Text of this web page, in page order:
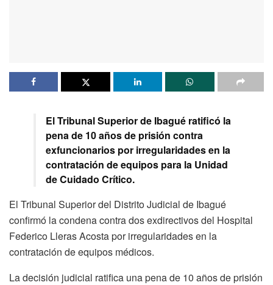
El Tribunal Superior de Ibagué ratificó la
pena de 10 años de prisión contra
exfuncionarios por irregularidades en la
contratación de equipos para la Unidad
de Cuidado Crítico.
El Tribunal Superior del Distrito Judicial de Ibagué
confirmó la condena contra dos exdirectivos del Hospital
Federico Lleras Acosta por irregularidades en la
contratación de equipos médicos.
La decisión judicial ratifica una pena de 10 años de prisión